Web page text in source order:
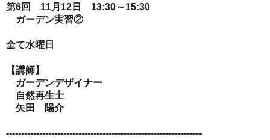
第6回 11月12日 13:30～15:30
ガーデン実習②
全て水曜日
【講師】
ガーデンデザイナー
自然再生士
矢田 陽介
-----------------------------------------------------------------